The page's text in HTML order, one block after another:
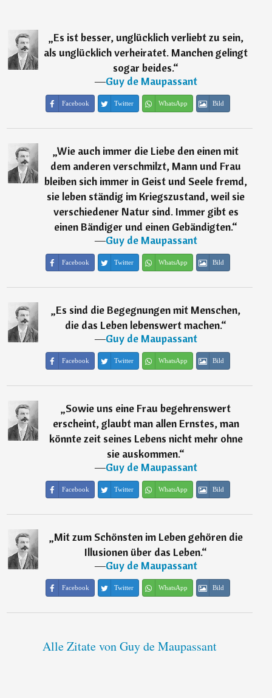
„Es ist besser, unglücklich verliebt zu sein,
als unglücklich verheiratet. Manchen gelingt
sogar beides.“
―Guy de Maupassant
Facebook Twitter WhatsApp Bild
„Wie auch immer die Liebe den einen mit
dem anderen verschmilzt, Mann und Frau
bleiben sich immer in Geist und Seele fremd,
sie leben ständig im Kriegszustand, weil sie
verschiedener Natur sind. Immer gibt es
einen Bändiger und einen Gebändigten.“
―Guy de Maupassant
Facebook Twitter WhatsApp Bild
„Es sind die Begegnungen mit Menschen,
die das Leben lebenswert machen.“
―Guy de Maupassant
Facebook Twitter WhatsApp Bild
„Sowie uns eine Frau begehrenswert
erscheint, glaubt man allen Ernstes, man
könnte zeit seines Lebens nicht mehr ohne
sie auskommen.“
―Guy de Maupassant
Facebook Twitter WhatsApp Bild
„Mit zum Schönsten im Leben gehören die
Illusionen über das Leben.“
―Guy de Maupassant
Facebook Twitter WhatsApp Bild
Alle Zitate von Guy de Maupassant